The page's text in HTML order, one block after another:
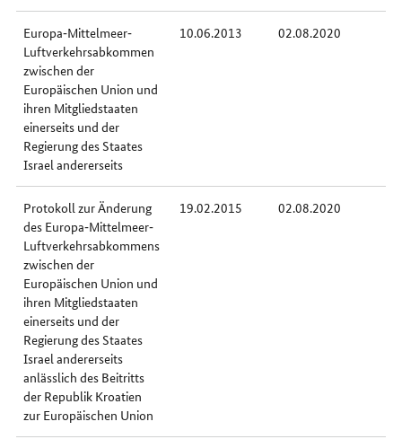
Europa‐Mittelmeer‐
Luftverkehrsabkommen
zwischen der
Europäischen Union und
ihren Mitgliedstaaten
einerseits und der
Regierung des Staates
Israel andererseits
10.06.2013 02.08.2020
Protokoll zur Änderung
des Europa‐Mittelmeer‐
Luftverkehrsabkommens
zwischen der
Europäischen Union und
ihren Mitgliedstaaten
einerseits und der
Regierung des Staates
Israel andererseits
anlässlich des Beitritts
der Republik Kroatien
zur Europäischen Union
19.02.2015 02.08.2020